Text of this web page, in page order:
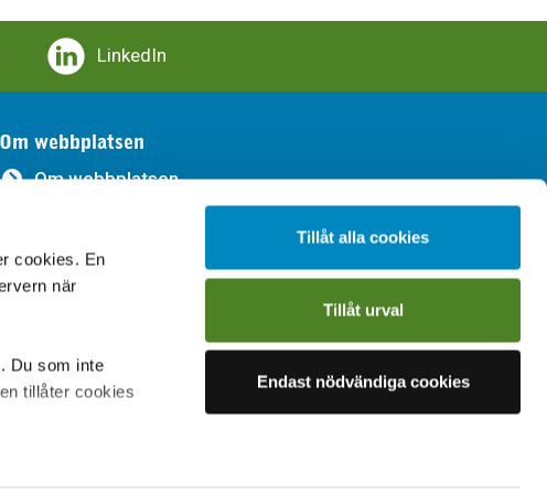
cookies. En
när
Du som inte
tillåter cookies
Tillåt alla cookies
Tillåt urval
Endast nödvändiga cookies
LinkedIn
Om webbplatsen
Om webbplatsen
Behandling av personuppgifter